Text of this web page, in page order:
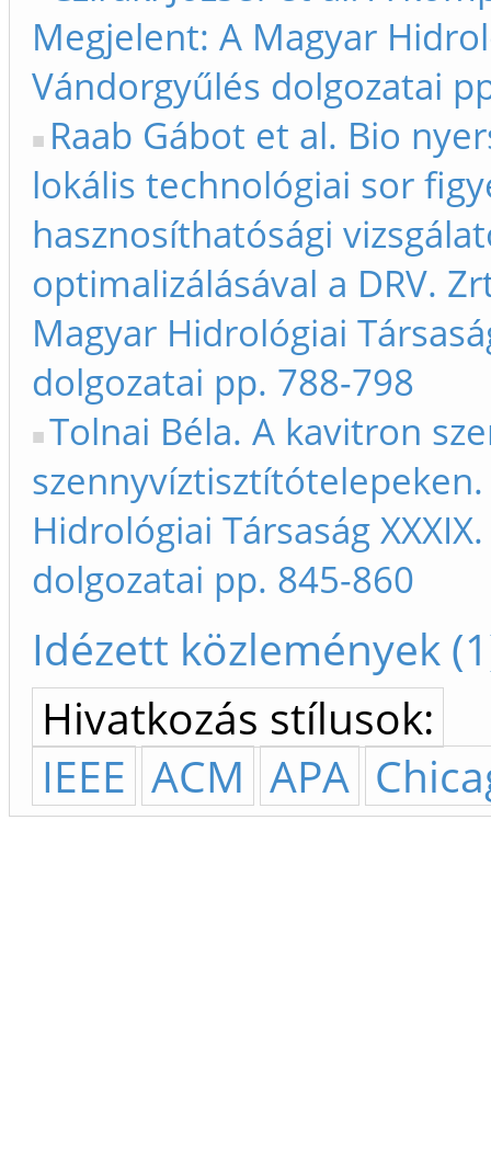
Megjelent: A Magyar
Vándorgyűlés dolgozatai
Raab Gábot et al. Bio
lokális technológiai sor
hasznosíthatósági
optimalizálásával a DRV.
Magyar Hidrológiai
dolgozatai pp. 788-798
Tolnai Béla. A kavitron
Hidrológiai Társaság
dolgozatai pp. 845-860
Idézett közlemények
Hivatkozás stílusok:
IEEE ACM APA